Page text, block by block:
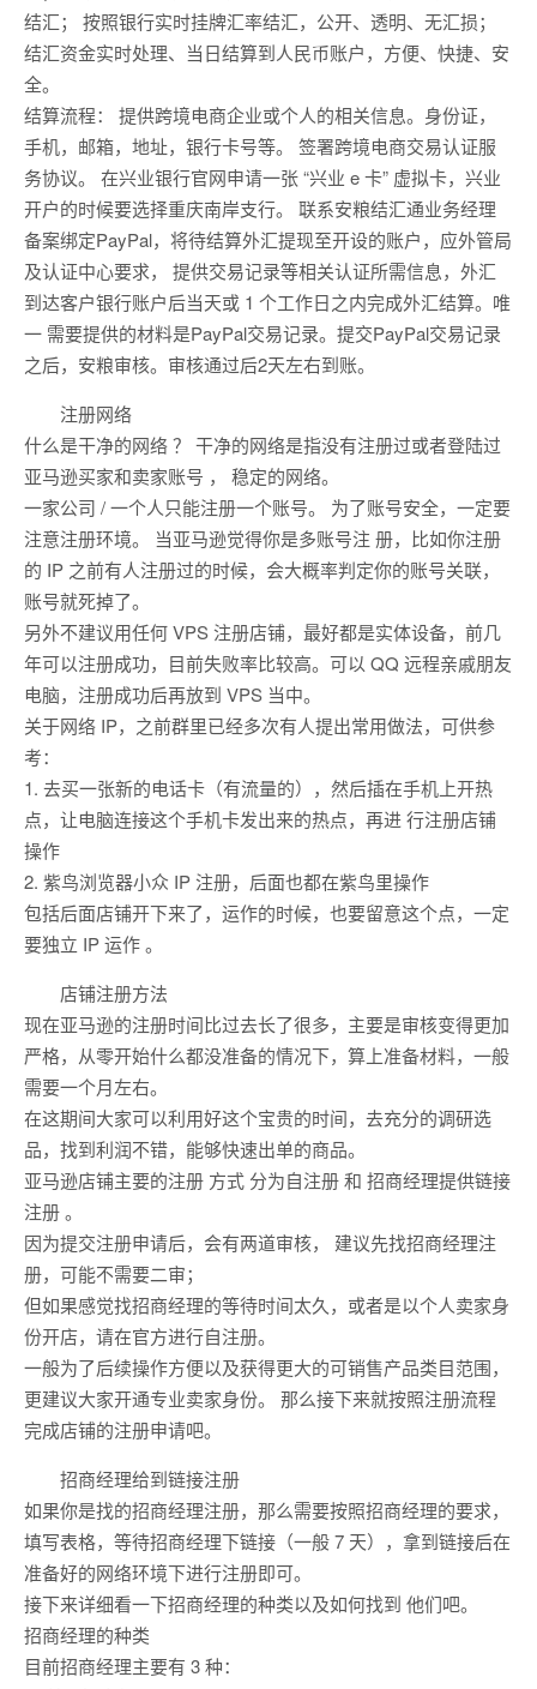
结汇； 按照银行实时挂牌汇率结汇，公开、透明、无汇损；
结汇资金实时处理、当日结算到人民币账户，方便、快捷、安
全。
结算流程： 提供跨境电商企业或个人的相关信息。身份证，
手机，邮箱，地址，银行卡号等。 签署跨境电商交易认证服
务协议。 在兴业银行官网申请一张 “兴业 e 卡” 虚拟卡，兴业
开户的时候要选择重庆南岸支行。 联系安粮结汇通业务经理
备案绑定PayPal，将待结算外汇提现至开设的账户，应外管局
及认证中心要求， 提供交易记录等相关认证所需信息，外汇
到达客户银行账户后当天或 1 个工作日之内完成外汇结算。唯
一 需要提供的材料是PayPal交易记录。提交PayPal交易记录
之后，安粮审核。审核通过后2天左右到账。
注册网络
什么是干净的网络 ？ 干净的网络是指没有注册过或者登陆过
亚马逊买家和卖家账号 ， 稳定的网络。
一家公司 / 一个人只能注册一个账号。 为了账号安全，一定要
注意注册环境。 当亚马逊觉得你是多账号注 册，比如你注册
的 IP 之前有人注册过的时候，会大概率判定你的账号关联，
账号就死掉了。
另外不建议用任何 VPS 注册店铺，最好都是实体设备，前几
年可以注册成功，目前失败率比较高。可以 QQ 远程亲戚朋友
电脑，注册成功后再放到 VPS 当中。
关于网络 IP，之前群里已经多次有人提出常用做法，可供参
考：
1. 去买一张新的电话卡（有流量的），然后插在手机上开热
点，让电脑连接这个手机卡发出来的热点，再进 行注册店铺
操作
2. 紫鸟浏览器小众 IP 注册，后面也都在紫鸟里操作
包括后面店铺开下来了，运作的时候，也要留意这个点，一定
要独立 IP 运作 。
店铺注册方法
现在亚马逊的注册时间比过去长了很多，主要是审核变得更加
严格，从零开始什么都没准备的情况下，算上准备材料，一般
需要一个月左右。
在这期间大家可以利用好这个宝贵的时间，去充分的调研选
品，找到利润不错，能够快速出单的商品。
亚马逊店铺主要的注册 方式 分为自注册 和 招商经理提供链接
注册 。
因为提交注册申请后，会有两道审核， 建议先找招商经理注
册，可能不需要二审；
但如果感觉找招商经理的等待时间太久，或者是以个人卖家身
份开店，请在官方进行自注册。
一般为了后续操作方便以及获得更大的可销售产品类目范围，
更建议大家开通专业卖家身份。 那么接下来就按照注册流程
完成店铺的注册申请吧。
招商经理给到链接注册
如果你是找的招商经理注册，那么需要按照招商经理的要求，
填写表格，等待招商经理下链接（一般 7 天），拿到链接后在
准备好的网络环境下进行注册即可。
接下来详细看一下招商经理的种类以及如何找到 他们吧。
招商经理的种类
目前招商经理主要有 3 种：